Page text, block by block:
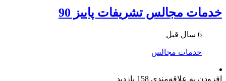
خدمات مجالس تشریفات پاییز 90
6 سال قبل
خدمات مجالس
افزودن به علاقه‌مندی 158 بازدید